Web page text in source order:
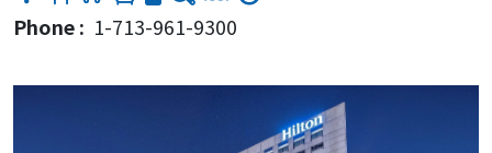
Phone : 1-713-961-9300